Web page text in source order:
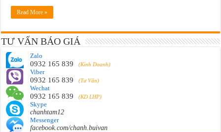
Read More »
TƯ VẤN BÁO GIÁ
Zalo
0932 165 839 (Kinh Doanh)
Viber
0932 165 839 (Tư Vấn)
Wechat
0932 165 839 (KD LHP)
Skype
chanhtam12
Messenger
facebook.com/chanh.buivan